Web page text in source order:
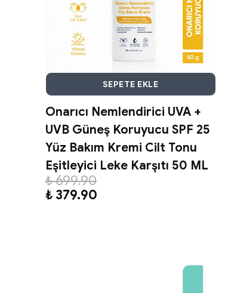
SEPETE EKLE
Onarıcı Nemlendirici UVA +
UVB Güneş Koruyucu SPF 25
Yüz Bakım Kremi Cilt Tonu
Eşitleyici Leke Karşıtı 50 ML
₺ 699.90
₺ 379.90